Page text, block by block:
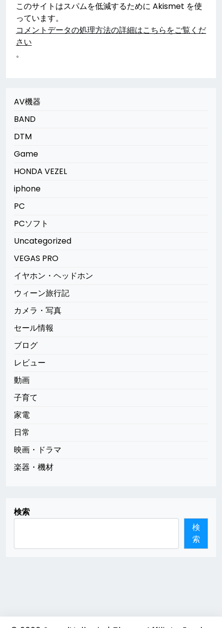
このサイトはスパムを低減するために Akismet を使
っています。
コメントデータの処理方法の詳細はこちらをご覧くだ
さい
。
AV機器
BAND
DTM
Game
HONDA VEZEL
iphone
PC
PCソフト
Uncategorized
VEGAS PRO
イヤホン・ヘッドホン
ウィーン旅行記
カメラ・写真
セール情報
ブログ
レビュー
動画
子育て
家電
日常
映画・ドラマ
楽器・機材
検索
検
索